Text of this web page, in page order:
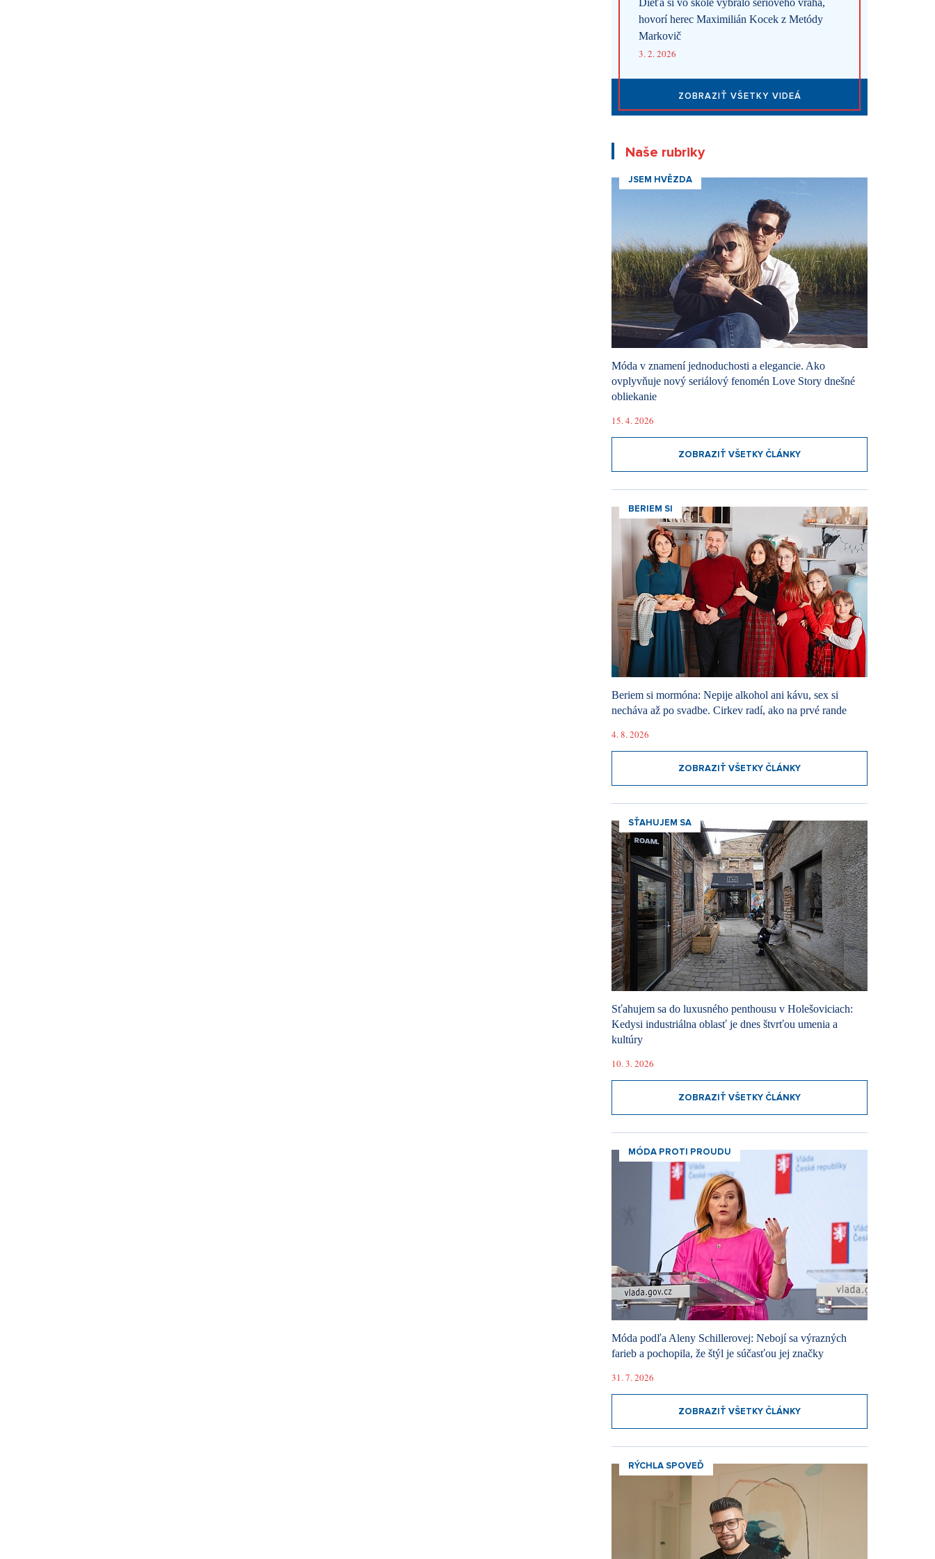
Dieťa si vo škole vybralo sériového vraha,
hovorí herec Maximilián Kocek z Metódy
Markovič
3. 2. 2026
ZOBRAZIŤ VŠETKY VIDEÁ
Naše rubriky
JSEM HVĚZDA
Móda v znamení jednoduchosti a elegancie. Ako
ovplyvňuje nový seriálový fenomén Love Story dnešné
obliekanie
15. 4. 2026
ZOBRAZIŤ VŠETKY ČLÁNKY
BERIEM SI
Beriem si mormóna: Nepije alkohol ani kávu, sex si
necháva až po svadbe. Cirkev radí, ako na prvé rande
4. 8. 2026
ZOBRAZIŤ VŠETKY ČLÁNKY
SŤAHUJEM SA
Sťahujem sa do luxusného penthousu v Holešoviciach:
Kedysi industriálna oblasť je dnes štvrťou umenia a
kultúry
10. 3. 2026
ZOBRAZIŤ VŠETKY ČLÁNKY
MÓDA PROTI PROUDU
Móda podľa Aleny Schillerovej: Nebojí sa výrazných
farieb a pochopila, že štýl je súčasťou jej značky
31. 7. 2026
ZOBRAZIŤ VŠETKY ČLÁNKY
RÝCHLA SPOVEĎ